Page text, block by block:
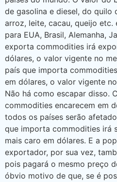
de gasolina e diesel, do quilo
arroz, leite, cacau, queijo etc.
para EUA, Brasil, Alemanha,
exporta commodities irá
dólares, o valor vigente no
país que importa
em dólares, o valor vigente
Não há como escapar disso.
commodities encarecem em
todos os países serão
que importa commodities irá
mais caro em dólares. E a
exportador, por sua vez,
pois pagará o mesmo preço
óbvio motivo de que, se é